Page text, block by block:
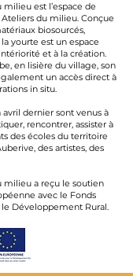
est l’espace de
du milieu. Conçue
biosourcés,
yourte est un espace
et à la création.
en lisière du village, son
un accès direct à
in situ.
dernier sont venus à
rencontrer, assister à
des écoles du territoire
des artistes, des
milieu a reçu le soutien
avec le Fonds
Développement Rural.